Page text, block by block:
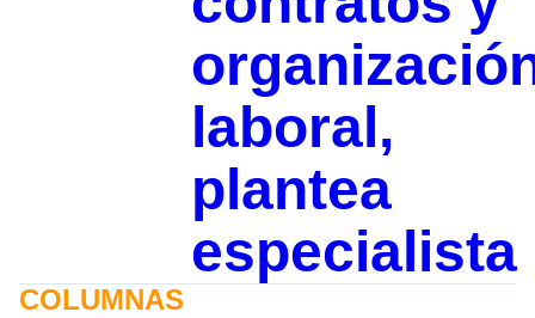
laboral,
plantea
especialista
COLUMNAS